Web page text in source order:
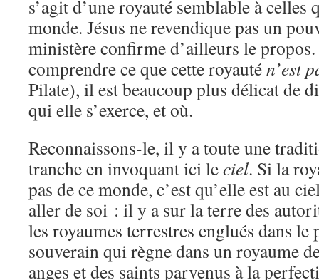
s’agit d’une royauté semblable à celles
monde. Jésus ne revendique pas un
ministère confirme d’ailleurs le
comprendre ce que cette royautén’est
Pilate), il est beaucoup plus délicat de
qui elle s’exerce, et où.
Reconnaissons-le, il y a toute une
tranche en invoquant ici leciel. Si la
pas de ce monde, c’est qu’elle est au
aller de soi : il y a sur la terre des
les royaumes terrestres englués dans le
souverain qui règne dans un royaume
anges et des saints parvenus à la